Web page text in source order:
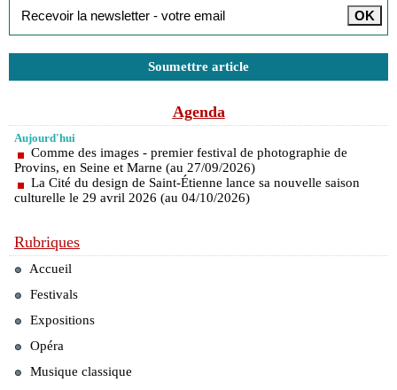
Soumettre article
Agenda
Aujourd'hui
Comme des images - premier festival de photographie de
Provins, en Seine et Marne (au 27/09/2026)
La Cité du design de Saint-Étienne lance sa nouvelle saison
culturelle le 29 avril 2026 (au 04/10/2026)
Rubriques
Accueil
Festivals
Expositions
Opéra
Musique classique